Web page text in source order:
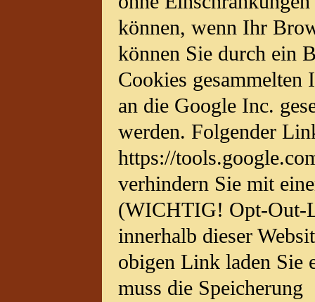
können, wenn Ihr
können Sie durch ein
Cookies
an die Google Inc.
werden. Folgender
https://
verhindern Sie mit
(WICHTIG! Opt-Out-
innerhalb dieser
obigen Link laden Sie
muss die Speicherung